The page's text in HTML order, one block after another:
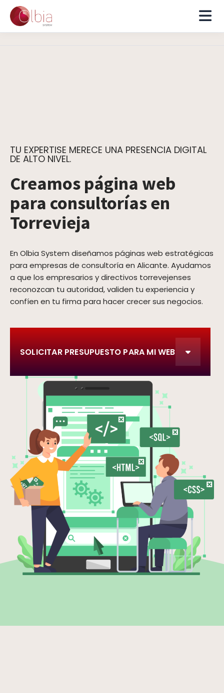
TU EXPERTISE MERECE UNA PRESENCIA DIGITAL
DE ALTO NIVEL.
Creamos página web
para consultorías en
Torrevieja
En Olbia System diseñamos páginas web estratégicas
para empresas de consultoría en Alicante. Ayudamos
a que los empresarios y directivos torrevejenses
reconozcan tu autoridad, validen tu experiencia y
confíen en tu firma para hacer crecer sus negocios.
SOLICITAR PRESUPUESTO PARA MI WEB